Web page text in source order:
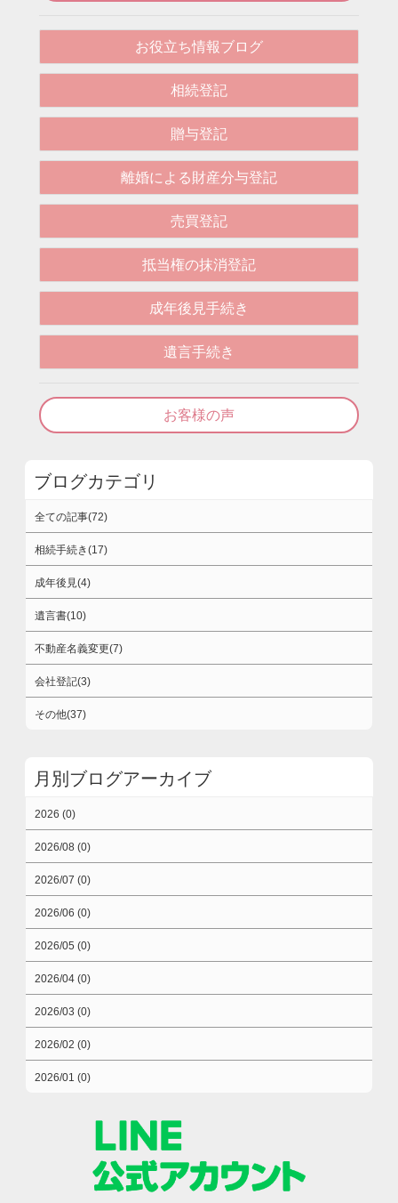
お役立ち情報ブログ
相続登記
贈与登記
離婚による財産分与登記
売買登記
抵当権の抹消登記
成年後見手続き
遺言手続き
お客様の声
ブログカテゴリ
全ての記事(72)
相続手続き(17)
成年後見(4)
遺言書(10)
不動産名義変更(7)
会社登記(3)
その他(37)
月別ブログアーカイブ
2026 (0)
2026/08 (0)
2026/07 (0)
2026/06 (0)
2026/05 (0)
2026/04 (0)
2026/03 (0)
2026/02 (0)
2026/01 (0)